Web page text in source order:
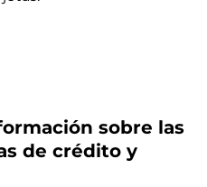
sobre las
de crédito y